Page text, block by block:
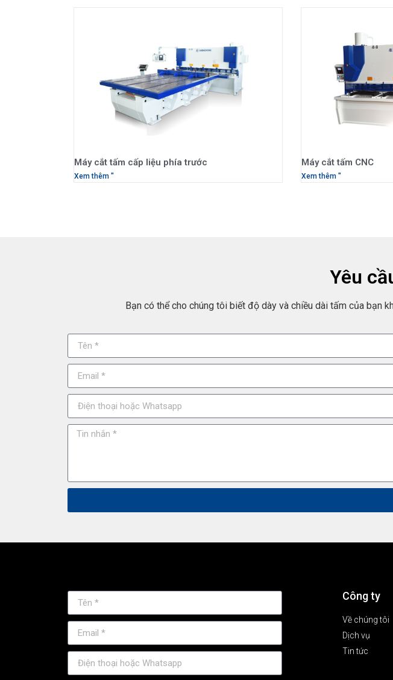
Máy cắt tấm cấp liệu phía trước
Xem thêm "
Máy cắt tấm CNC
Xem thêm "
Yêu
Bạn có thể cho chúng tôi biết độ dày và chiều dài tấm của bạn
Công ty
Về chúng tôi
Dịch vụ
Tin tức